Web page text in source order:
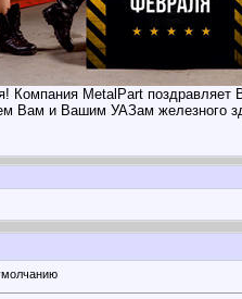
Компания MetalPart поздравляет
Вам и Вашим УАЗам железного